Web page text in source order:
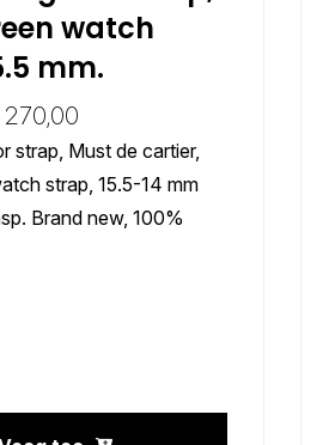
watch
mm.
270,00
strap, Must de cartier,
strap, 15.5-14 mm
Brand new, 100%